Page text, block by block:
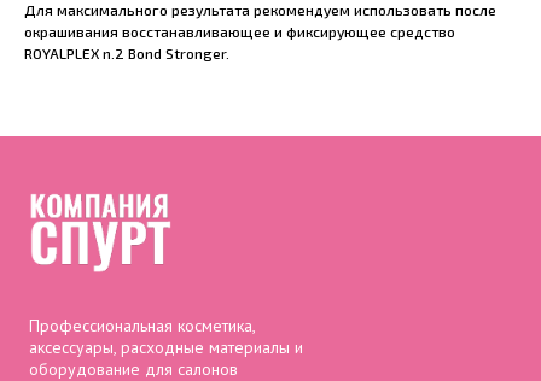
Для максимального результата рекомендуем использовать после
окрашивания восстанавливающее и фиксирующее средство
ROYALPLEX n.2 Bond Stronger.
Профессиональная косметика,
аксессуары, расходные материалы и
оборудование для салонов